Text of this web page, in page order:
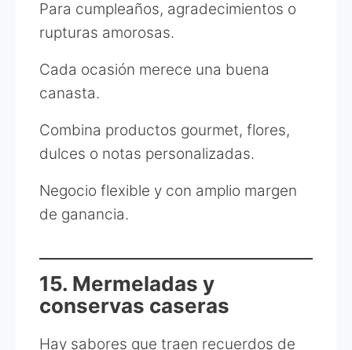
Para cumpleaños, agradecimientos o
rupturas amorosas.
Cada ocasión merece una buena
canasta.
Combina productos gourmet, flores,
dulces o notas personalizadas.
Negocio flexible y con amplio margen
de ganancia.
15. Mermeladas y
conservas caseras
Hay sabores que traen recuerdos de